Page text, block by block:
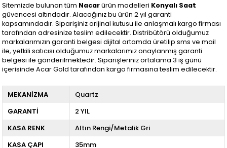
Sitemizde bulunan tüm Nacarürün modelleri Konyalı Saat
güvencesi altındadır. Alacağınız bu ürün 2 yıl garanti
kapsamındadır. Siparişiniz orijinal kutusu ile anlaşmalı kargo firması
tarafından adresinize teslim edilecektir. Distribütörü olduğumuz
markalarımızın garanti belgesi dijital ortamda üretilip sms ve mail
ile, yetkili satıcısı olduğumuz markalarımız onaylanmış garanti
belgesi ile gönderilmektedir. Siparişleriniz ortalama 3 iş günü
içerisinde Acar Gold tarafından kargo firmasına teslim edilecektir.
MEKANİZMA
Quartz
GARANTİ
2 YIL
KASA RENK
Altın Rengi/Metalik Gri
KASA ÇAPI
35mm